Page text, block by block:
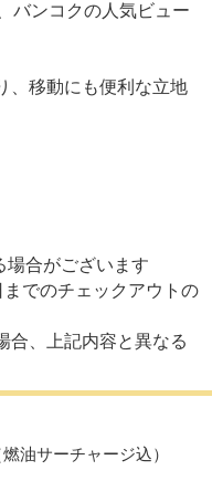
バンコクの人気ビュー
、移動にも便利な立地
合がございます
でのチェックアウトの
合、上記内容と異なる
油サーチャージ込）